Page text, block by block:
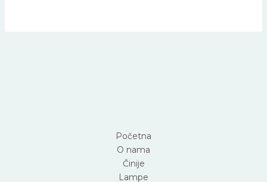
Početna
O nama
Činije
Lampe